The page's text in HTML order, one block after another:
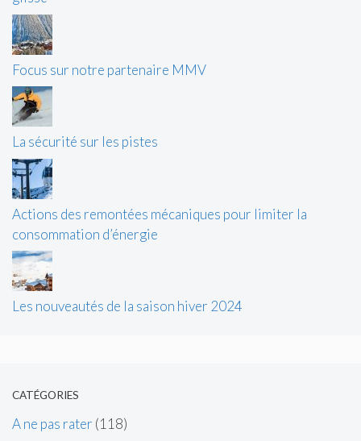
Focus sur notre partenaire MMV
La sécurité sur les pistes
Actions des remontées mécaniques pour limiter la
consommation d’énergie
Les nouveautés de la saison hiver 2024
CATÉGORIES
A ne pas rater (118)